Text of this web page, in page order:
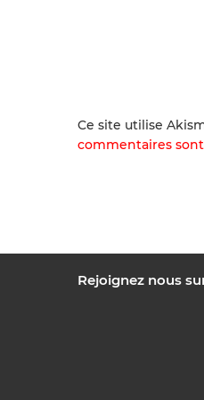
Ce site utilise
commentaires
Rejoignez nous